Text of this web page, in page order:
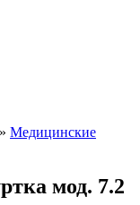
» Медицинские
мод. 7.2